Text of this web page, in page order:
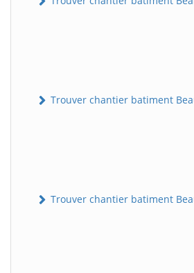
Trouver chantier batiment
Trouver chantier batiment